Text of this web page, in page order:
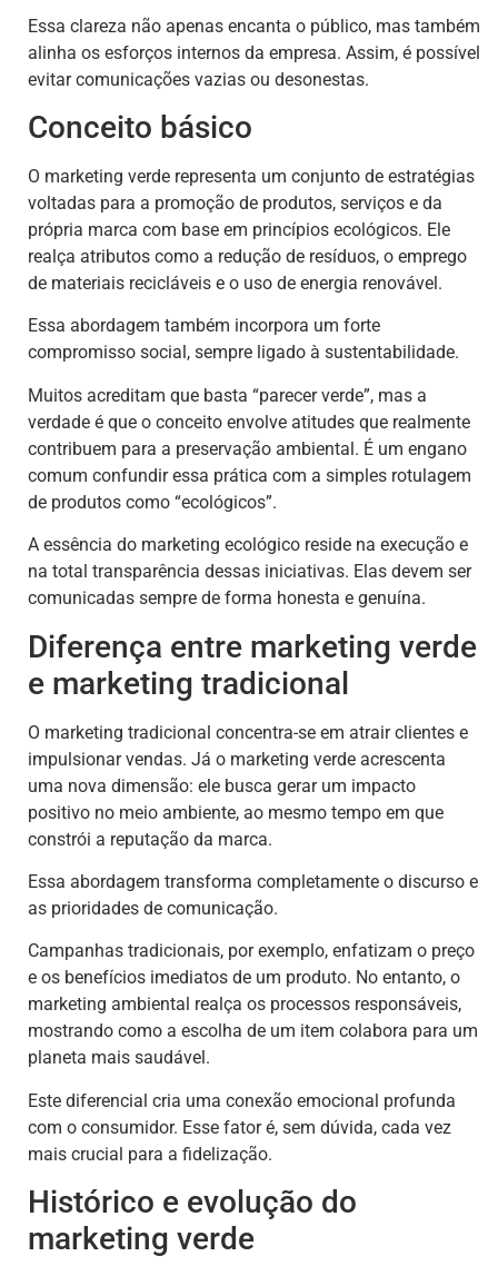
Essa clareza não apenas encanta o público, mas também
alinha os esforços internos da empresa. Assim, é possível
evitar comunicações vazias ou desonestas.
Conceito básico
O marketing verde representa um conjunto de estratégias
voltadas para a promoção de produtos, serviços e da
própria marca com base em princípios ecológicos. Ele
realça atributos como a redução de resíduos, o emprego
de materiais recicláveis e o uso de energia renovável.
Essa abordagem também incorpora um forte
compromisso social, sempre ligado à sustentabilidade.
Muitos acreditam que basta “parecer verde”, mas a
verdade é que o conceito envolve atitudes que realmente
contribuem para a preservação ambiental. É um engano
comum confundir essa prática com a simples rotulagem
de produtos como “ecológicos”.
A essência do marketing ecológico reside na execução e
na total transparência dessas iniciativas. Elas devem ser
comunicadas sempre de forma honesta e genuína.
Diferença entre marketing verde
e marketing tradicional
O marketing tradicional concentra-se em atrair clientes e
impulsionar vendas. Já o marketing verde acrescenta
uma nova dimensão: ele busca gerar um impacto
positivo no meio ambiente, ao mesmo tempo em que
constrói a reputação da marca.
Essa abordagem transforma completamente o discurso e
as prioridades de comunicação.
Campanhas tradicionais, por exemplo, enfatizam o preço
e os benefícios imediatos de um produto. No entanto, o
marketing ambiental realça os processos responsáveis,
mostrando como a escolha de um item colabora para um
planeta mais saudável.
Este diferencial cria uma conexão emocional profunda
com o consumidor. Esse fator é, sem dúvida, cada vez
mais crucial para a fidelização.
Histórico e evolução do
marketing verde